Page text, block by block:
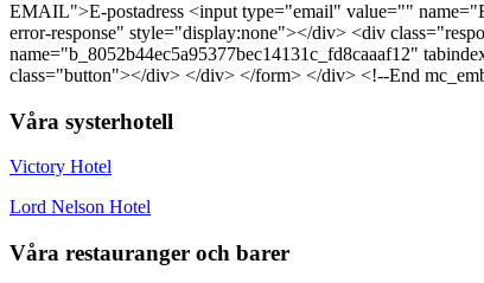
EMAIL">E-postadress <input type="email" value=""
error-response" style="display:none"></div> <div
name="b_8052b44ec5a95377bec14131c_fd8caaaf12"
class="button"></div> </div> </form> </div> <!--End
Våra systerhotell
Victory Hotel
Lord Nelson Hotel
Våra restauranger och barer